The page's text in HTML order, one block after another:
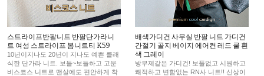
스트라이프반팔니트 반팔단가라니
트 여성 스트라이프 봄니트티 K59
10년이지나도 20년이 지나도 예쁜 클래
식한 단가라 니트. 보들~보들하고 고운
비스코스 니트로 맨살에도 편안하게 착
배색가디건 사무실 반팔 니트 가디건
간절기 골지 베이지 에어컨 레드 쿨 흰
색 그레이
방부제같은 가디건! 보풀없고 시원하고
쾌적하고 변함없는 RN사 니트!! 신상이